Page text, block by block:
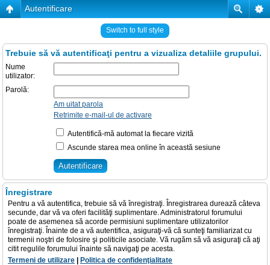
Autentificare
Switch to full style
Trebuie să vă autentificaţi pentru a vizualiza detaliile grupului.
Nume
utilizator:
Parolă:
Am uitat parola
Retrimite e-mail-ul de activare
Autentifică-mă automat la fiecare vizită
Ascunde starea mea online în această sesiune
Înregistrare
Pentru a vă autentifica, trebuie să vă înregistraţi. Înregistrarea durează câteva
secunde, dar vă va oferi facilităţi suplimentare. Administratorul forumului
poate de asemenea să acorde permisiuni suplimentare utilizatorilor
înregistraţi. Înainte de a vă autentifica, asiguraţi-vă că sunteţi familiarizat cu
termenii noştri de folosire şi politicile asociate. Vă rugăm să vă asiguraţi că aţi
citit regulile forumului înainte să navigaţi pe acesta.
Termeni de utilizare
Politica de confidenţialitate